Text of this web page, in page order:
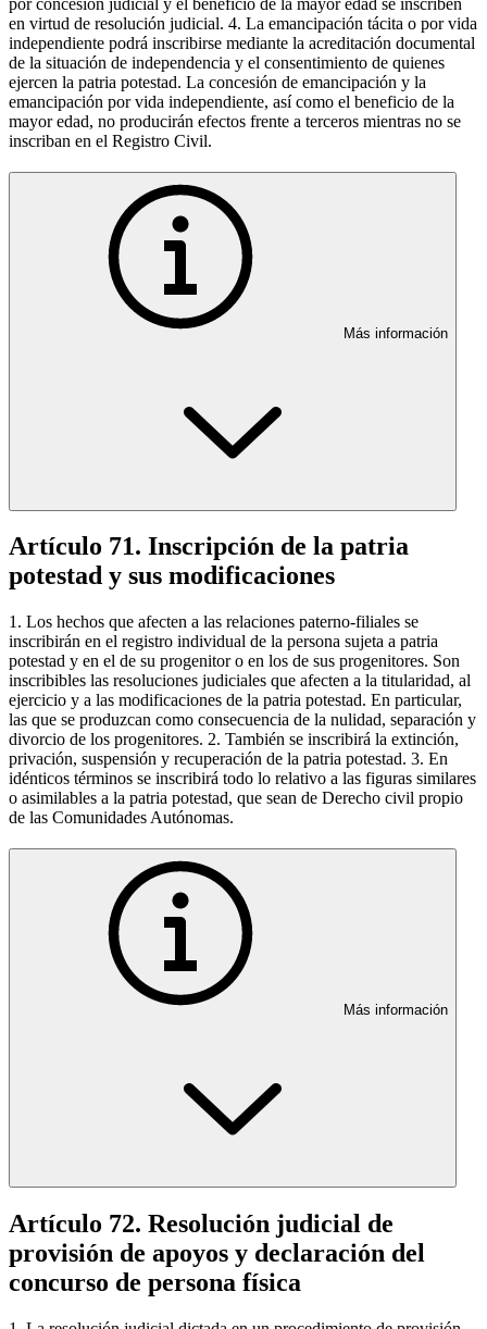
en virtud de resolución judicial. 4. La emancipación tácita o por vida
independiente podrá inscribirse mediante la acreditación documental
de la situación de independencia y el consentimiento de quienes
ejercen la patria potestad. La concesión de emancipación y la
emancipación por vida independiente, así como el beneficio de la
mayor edad, no producirán efectos frente a terceros mientras no se
inscriban en el Registro Civil.
Más información
Artículo 71. Inscripción de la patria
potestad y sus modificaciones
1. Los hechos que afecten a las relaciones paterno-filiales se
inscribirán en el registro individual de la persona sujeta a patria
potestad y en el de su progenitor o en los de sus progenitores. Son
inscribibles las resoluciones judiciales que afecten a la titularidad, al
ejercicio y a las modificaciones de la patria potestad. En particular,
las que se produzcan como consecuencia de la nulidad, separación y
divorcio de los progenitores. 2. También se inscribirá la extinción,
privación, suspensión y recuperación de la patria potestad. 3. En
idénticos términos se inscribirá todo lo relativo a las figuras similares
o asimilables a la patria potestad, que sean de Derecho civil propio
de las Comunidades Autónomas.
Más información
Artículo 72. Resolución judicial de
provisión de apoyos y declaración del
concurso de persona física